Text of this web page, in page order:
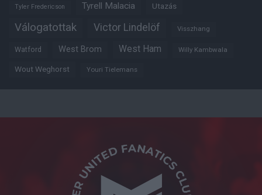
Tyler Fredericson Tyrell Malacia Utazás
Válogatottak Victor Lindelöf Visszhang
Watford West Brom West Ham Willy Kambwala
Wout Weghorst Youri Tielemans